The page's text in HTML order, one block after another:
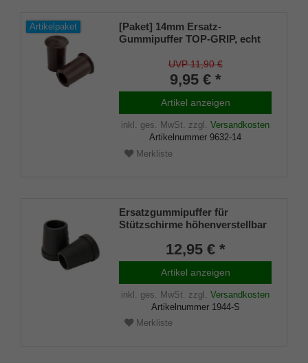
Artikelpaket
[Paket] 14mm Ersatz-
Gummipuffer TOP-GRIP, echt
UVP 11,90 €
9,95 € *
Artikel anzeigen
inkl. ges. MwSt. zzgl. Versandkosten
Artikelnummer 9632-14
Merkliste
Ersatzgummipuffer für
Stützschirme höhenverstellbar
in schwarz mit Metalleinlage
(VE 2 Stück)
12,95 € *
Artikel anzeigen
inkl. ges. MwSt. zzgl. Versandkosten
Artikelnummer 1944-S
Merkliste